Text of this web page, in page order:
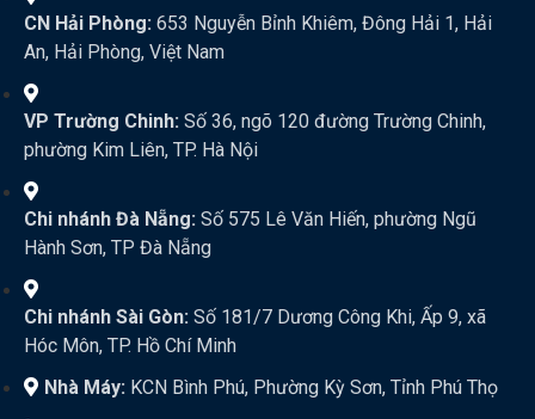
CN Hải Phòng: 653 Nguyễn Bỉnh Khiêm, Đông Hải 1, Hải
An, Hải Phòng, Việt Nam
VP Trường Chinh: Số 36, ngõ 120 đường Trường Chinh,
phường Kim Liên, TP. Hà Nội
Chi nhánh Đà Nẵng: Số 575 Lê Văn Hiến, phường Ngũ
Hành Sơn, TP Đà Nẵng
Chi nhánh Sài Gòn: Số 181/7 Dương Công Khi, Ấp 9, xã
Hóc Môn, TP. Hồ Chí Minh
Nhà Máy: KCN Bình Phú, Phường Kỳ Sơn, Tỉnh Phú Thọ